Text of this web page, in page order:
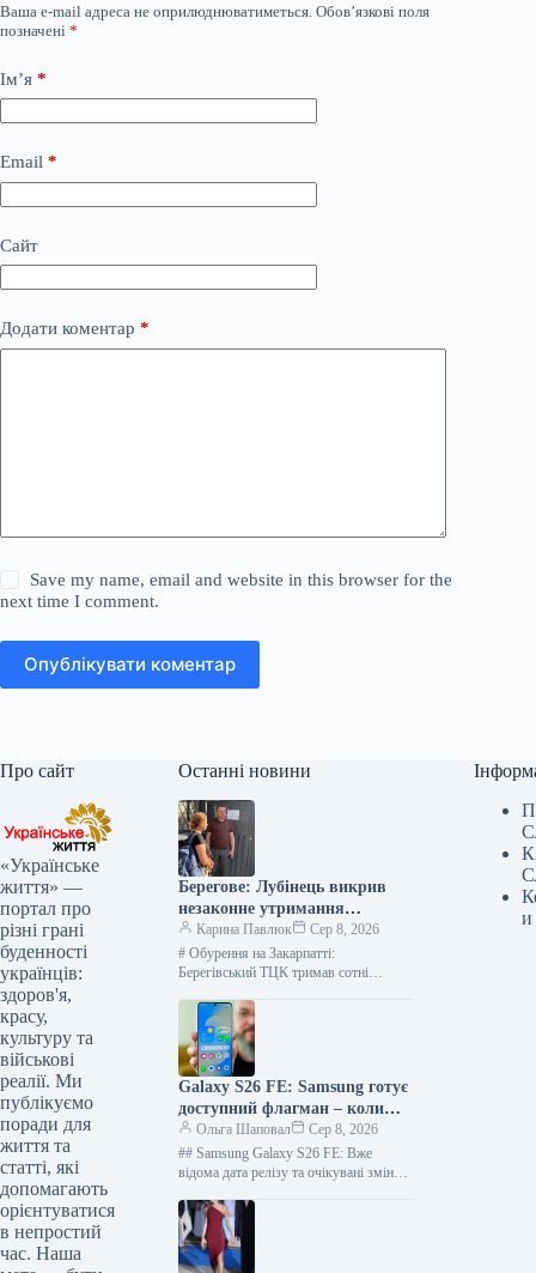
Ваша e-mail адреса не оприлюднюватиметься. Обов’язкові поля
позначені *
Ім’я *
Email *
Сайт
Додати коментар *
Save my name, email and website in this browser for the
next time I comment.
Опублікувати коментар
Про сайт
«Українське
життя» —
портал про
різні грані
буденності
українців:
здоров'я,
красу,
культуру та
військові
реалії. Ми
публікуємо
поради для
життя та
статті, які
допомагають
орієнтуватися
в непростий
час. Наша
Останні новини
Берегове: Лубінець викрив
незаконне утримання
чоловіків з відстрочкою у
ТЦК
Карина Павлюк
Сер 8, 2026
# Обурення на Закарпатті:
Берегівський ТЦК тримав сотні
законних відстрочок Масштабні
порушення прав громадян були
виявлені…
Galaxy S26 FE: Samsung готує
доступний флагман – коли
чекати на презентацію
Ольга Шаповал
Сер 8, 2026
## Samsung Galaxy S26 FE: Вже
відома дата релізу та очікувані зміни
оновлену версію свого
субфлагманського…
и